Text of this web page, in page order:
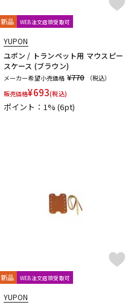
新品 WEB注文店頭受取可
YUPON
ユポン / トランペット用 マウスピー
スケース (ブラウン)
メーカー希望小売価格 ¥770
（税込）
販売価格¥693(税込)
ポイント：1%(6pt)
新品 WEB注文店頭受取可
YUPON